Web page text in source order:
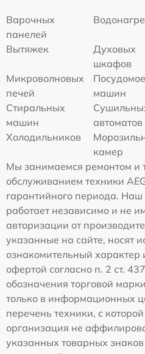
Варочных
панелей
Вытяжек
Духовых
шкафов
Микроволновых
печей
машин
Стиральных
машин
автоматов
Холодильников
камер
Мы занимаемся ремонтом и
обслуживанием техники
гарантийного периода. Наш
работает независимо и не
авторизации от
указанные на сайте, носят
ознакомительный характер
офертой согласно п. 2 ст.
обозначения торговой
только в информационных
перечень техники, с
организация не
указанных товарных